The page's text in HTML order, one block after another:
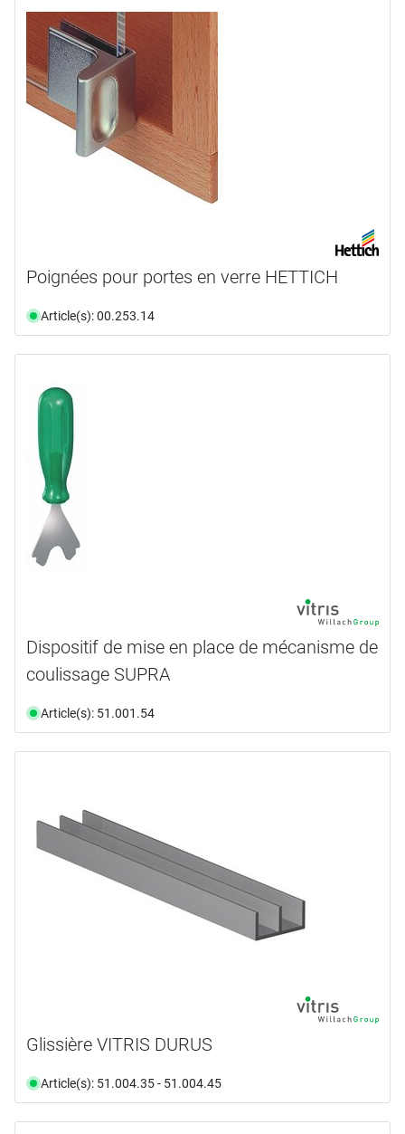
Poignées pour portes en verre HETTICH
Article(s): 00.253.14
Dispositif de mise en place de mécanisme de
coulissage SUPRA
Article(s): 51.001.54
Glissière VITRIS DURUS
Article(s): 51.004.35 - 51.004.45